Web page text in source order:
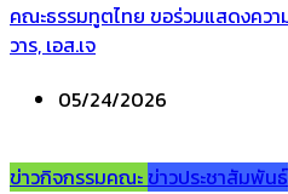
คณะธรรมทูตไทย ขอร่วมแสดงค
วาร, เอส.เจ
05/24/2026
ข่าวกิจกรรมคณะ ข่าวประชาสัมพันธ์